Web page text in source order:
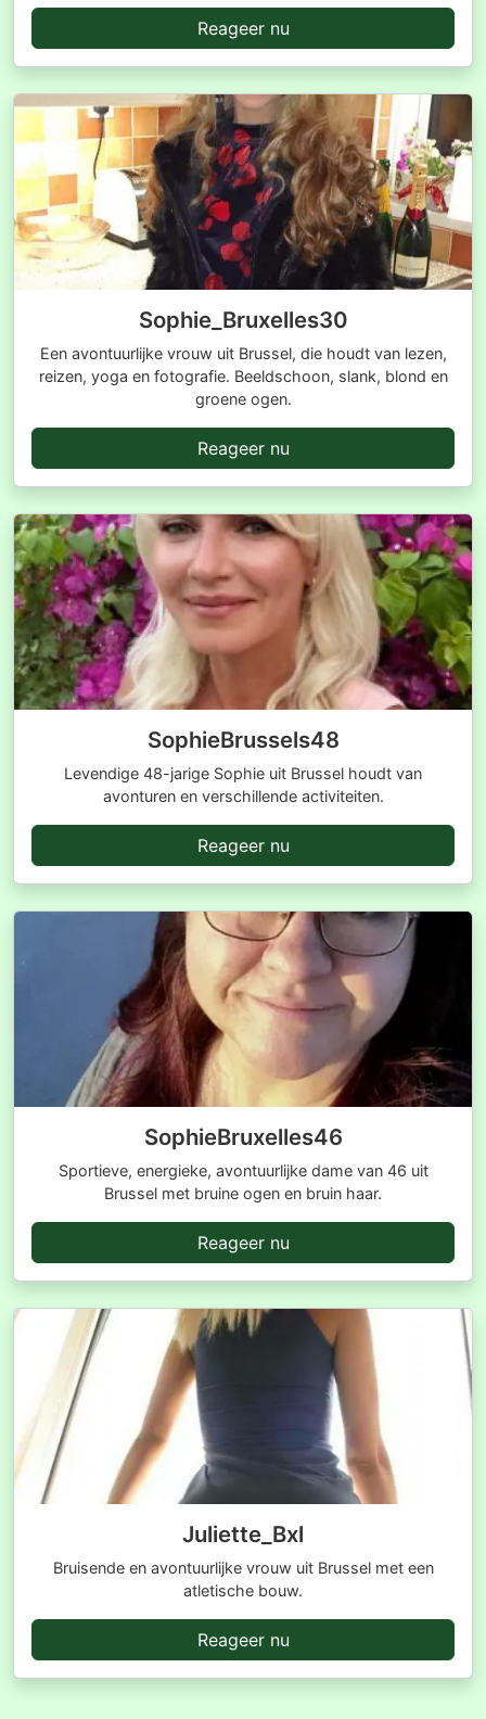
Reageer nu
Sophie_Bruxelles30
Een avontuurlijke vrouw uit Brussel, die houdt van lezen,
reizen, yoga en fotografie. Beeldschoon, slank, blond en
groene ogen.
Reageer nu
SophieBrussels48
Levendige 48-jarige Sophie uit Brussel houdt van
avonturen en verschillende activiteiten.
Reageer nu
SophieBruxelles46
Sportieve, energieke, avontuurlijke dame van 46 uit
Brussel met bruine ogen en bruin haar.
Reageer nu
Juliette_Bxl
Bruisende en avontuurlijke vrouw uit Brussel met een
atletische bouw.
Reageer nu